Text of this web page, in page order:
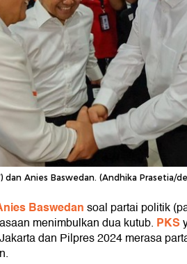
dan Anies Baswedan. (Andhika Prasetia/
Baswedansoal partai politik
menimbulkan dua kutub. PKS
dan Pilpres 2024 merasa